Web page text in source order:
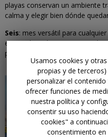
playas conservan un ambiente
calma y elegir bien dónde
Seis: mes versátil para
escapadas urbanas, viajes
para primeros destinos de sol y
Usamos cookies y
propias y de
personalizar el
ofrecer funciones de
nuestra política y
consentir su uso
cookies" a
consentimiento